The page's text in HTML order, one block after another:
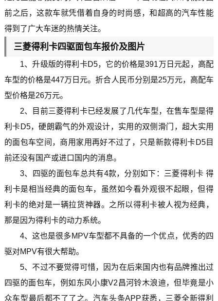
前之后，这款车就凭借着自身的时尚感，和超高的汽车性能
得到了广大车迷的热情关注。
三菱得利卡四驱面包车报价及图片
1、升级版的得利卡D5，它的价格是391万日元起，高配
车型的价格是447万日元。折合人民币分别是25万元，高配车
型价格是26万元。
2、目前三菱得利卡已经发展了几代车型，在售车型是得
利卡D5，硬朗霸气的外观设计，实用的双侧滑门，超大实用
的面包车空间，商用家用再好不过了，只是新款得利卡D5目
前还没有国产或进口国内的消息。
3、四驱的面包车总共有4款，分别如下：三菱得利卡 得
利卡是相当经典的面包车，虽然如今看外观很不起眼，但得
利卡的绝对是一辆拉货神器。之所以得利卡被人视为经典，
那是因为得利卡的动力系统。
4、这也是很多MPV车型都不具备的一个优点，优秀的四
驱对MPV有很大帮助。
5、不过不要觉得可惜，因为在后来国内也有品牌推出过
四驱的面包车，例如东风小康V2昌河铃木浪迪，但毕竟是小
众车型最后都不了了之。汽车头条APP获悉，三菱全新得利